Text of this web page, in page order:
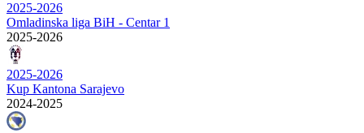
2025-2026
Omladinska liga BiH - Centar 1
2025-2026
2025-2026
Kup Kantona Sarajevo
2024-2025